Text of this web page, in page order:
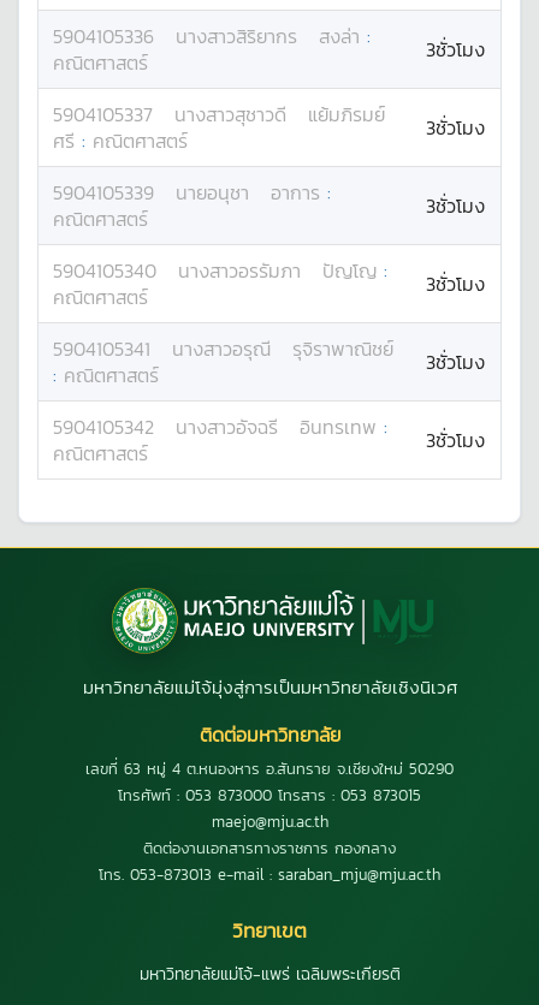
5904105336 นางสาวสิริยากร สงล่า :
คณิตศาสตร์
3ชั่วโมง
5904105337 นางสาวสุชาวดี
แย้มภิรมย์
ศรี : คณิตศาสตร์ 3ชั่วโมง
5904105339 นายอนุชา อาการ :
คณิตศาสตร์
3ชั่วโมง
5904105340 นางสาวอรรัมภา ปัญโญ :
คณิตศาสตร์
3ชั่วโมง
5904105341 นางสาวอรุณี
รุจิราพาณิชย์
: คณิตศาสตร์ 3ชั่วโมง
5904105342 นางสาวอัจฉรี อินทรเทพ :
คณิตศาสตร์
3ชั่วโมง
มหาวิทยาลัยแม่โจ้มุ่งสู่การเป็นมหาวิทยาลัยเชิงนิเวศ
ติดต่อมหาวิทยาลัย
เลขที่ 63 หมู่ 4 ต.หนองหาร อ.สันทราย จ.เชียงใหม่ 50290
โทรศัพท์ : 053 873000 โทรสาร : 053 873015
maejo@mju.ac.th
ติดต่องานเอกสารทางราชการ กองกลาง
โทร. 053-873013 e-mail : saraban_mju@mju.ac.th
วิทยาเขต
มหาวิทยาลัยแม่โจ้-แพร่ เฉลิมพระเกียรติ